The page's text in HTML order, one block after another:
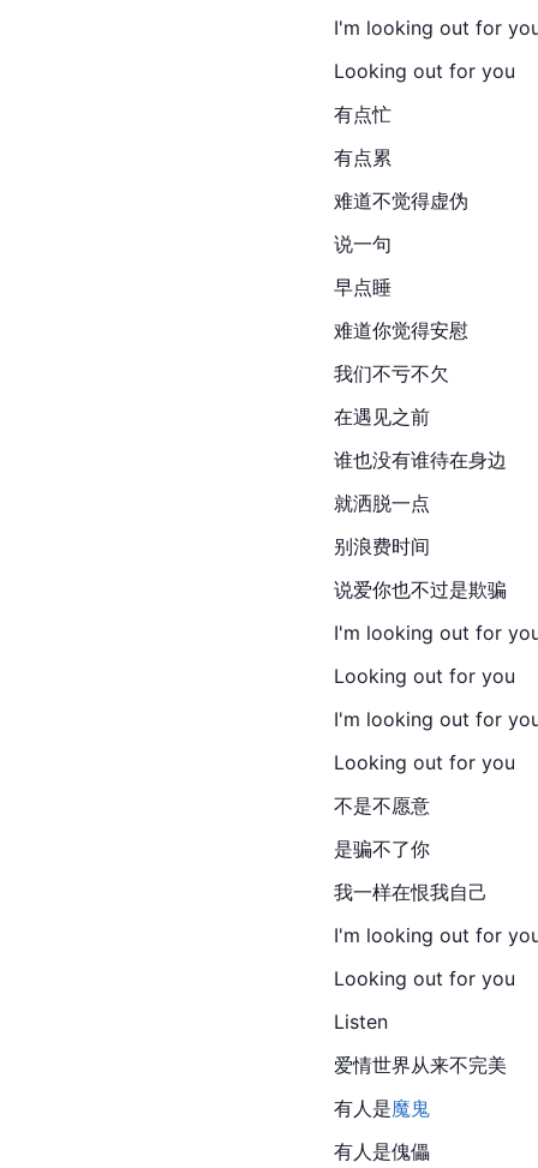
I'm looking out for
Looking out for you
有点忙
有点累
难道不觉得虚伪
说一句
早点睡
难道你觉得安慰
我们不亏不欠
在遇见之前
谁也没有谁待在身边
就洒脱一点
别浪费时间
说爱你也不过是欺骗
I'm looking out for
Looking out for you
I'm looking out for
Looking out for you
不是不愿意
是骗不了你
我一样在恨我自己
I'm looking out for
Looking out for you
Listen
爱情世界从来不完美
有人是魔鬼
有人是傀儡